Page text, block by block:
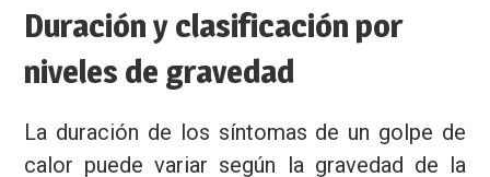
Duración y clasificación por
niveles de gravedad
La duración de los síntomas de un golpe de
calor puede variar según la gravedad de la